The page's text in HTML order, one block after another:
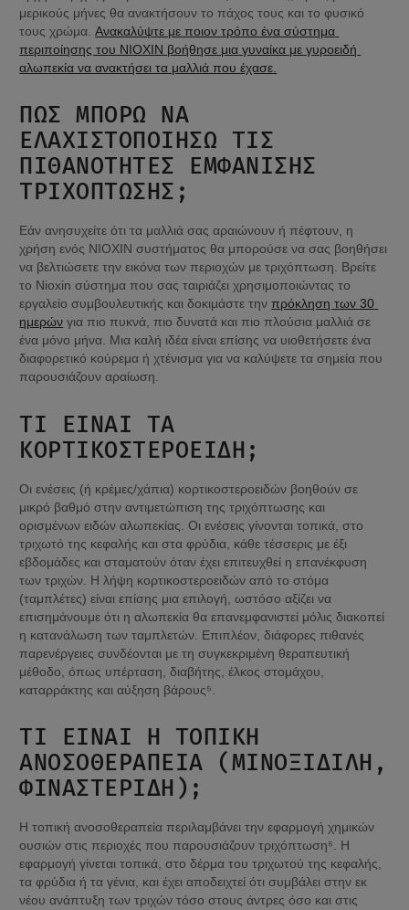
μερικούς μήνες θα ανακτήσουν το πάχος τους και το φυσικό
τους χρώμα. Ανακαλύψτε με ποιον τρόπο ένα σύστημα
περιποίησης του NIOXIN βοήθησε μια γυναίκα με γυροειδή
αλωπεκία να ανακτήσει τα μαλλιά που έχασε.
ΠΏΣ ΜΠΟΡΏ ΝΑ
ΕΛΑΧΙΣΤΟΠΟΙΉΣΩ ΤΙΣ
ΠΙΘΑΝΌΤΗΤΕΣ ΕΜΦΆΝΙΣΗΣ
ΤΡΙΧΌΠΤΩΣΗΣ;
Εάν ανησυχείτε ότι τα μαλλιά σας αραιώνουν ή πέφτουν, η
χρήση ενός NIOXIN συστήματος θα μπορούσε να σας βοηθήσει
να βελτιώσετε την εικόνα των περιοχών με τριχόπτωση. Βρείτε
το Nioxin σύστημα που σας ταιριάζει χρησιμοποιώντας το
εργαλείο συμβουλευτικής και δοκιμάστε την πρόκληση των 30
ημερών για πιο πυκνά, πιο δυνατά και πιο πλούσια μαλλιά σε
ένα μόνο μήνα. Μια καλή ιδέα είναι επίσης να υιοθετήσετε ένα
διαφορετικό κούρεμα ή χτένισμα για να καλύψετε τα σημεία που
παρουσιάζουν αραίωση.
ΤΙ ΕΊΝΑΙ ΤΑ
ΚΟΡΤΙΚΟΣΤΕΡΟΕΙΔΉ;
Οι ενέσεις (ή κρέμες/χάπια) κορτικοστεροειδών βοηθούν σε
μικρό βαθμό στην αντιμετώπιση της τριχόπτωσης και
ορισμένων ειδών αλωπεκίας. Οι ενέσεις γίνονται τοπικά, στο
τριχωτό της κεφαλής και στα φρύδια, κάθε τέσσερις με έξι
εβδομάδες και σταματούν όταν έχει επιτευχθεί η επανέκφυση
των τριχών. Η λήψη κορτικοστεροειδών από το στόμα
(ταμπλέτες) είναι επίσης μια επιλογή, ωστόσο αξίζει να
επισημάνουμε ότι η αλωπεκία θα επανεμφανιστεί μόλις διακοπεί
η κατανάλωση των ταμπλετών. Επιπλέον, διάφορες πιθανές
παρενέργειες συνδέονται με τη συγκεκριμένη θεραπευτική
μέθοδο, όπως υπέρταση, διαβήτης, έλκος στομάχου,
καταρράκτης και αύξηση βάρους⁵.
ΤΙ ΕΊΝΑΙ Η ΤΟΠΙΚΉ
ΑΝΟΣΟΘΕΡΑΠΕΊΑ (ΜΙΝΟΞΙΔΊΛΗ,
ΦΙΝΑΣΤΕΡΊΔΗ);
Η τοπική ανοσοθεραπεία περιλαμβάνει την εφαρμογή χημικών
ουσιών στις περιοχές που παρουσιάζουν τριχόπτωση⁶. Η
εφαρμογή γίνεται τοπικά, στο δέρμα του τριχωτού της κεφαλής,
τα φρύδια ή τα γένια, και έχει αποδειχτεί ότι συμβάλει στην εκ
νέου ανάπτυξη των τριχών τόσο στους άντρες όσο και στις